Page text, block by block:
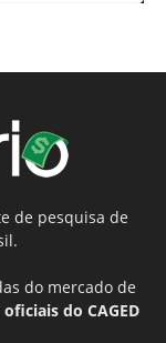
de pesquisa de
do mercado de
do CAGED